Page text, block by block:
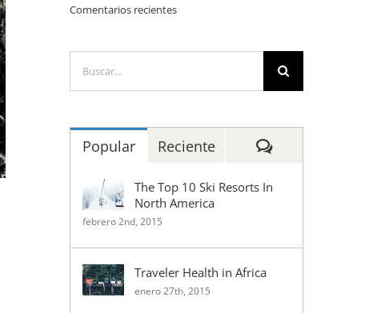
Comentarios recientes
Popular Reciente Comentarios
The Top 10 Ski Resorts In
North America
febrero 2nd, 2015
Traveler Health in Africa
enero 27th, 2015